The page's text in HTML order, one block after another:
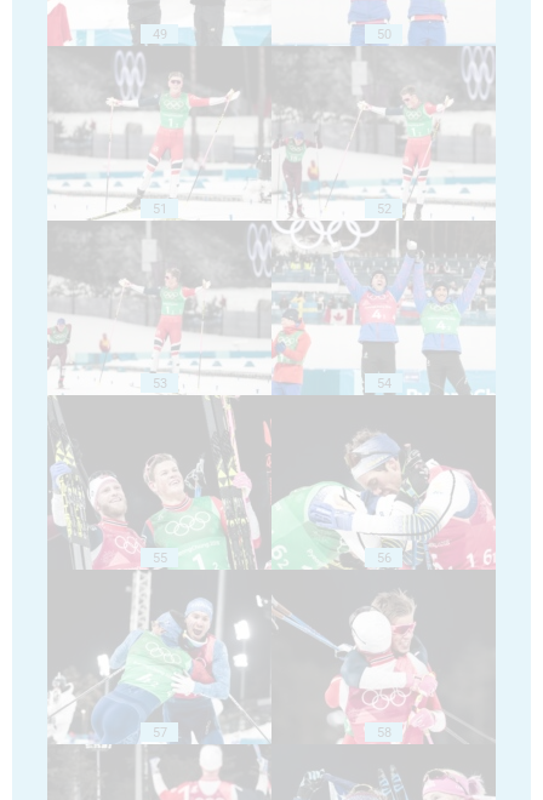
49 50
51 52
53 54
55 56
57 58